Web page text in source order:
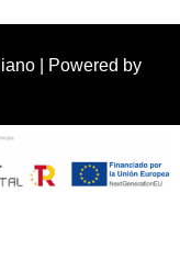
| Powered by